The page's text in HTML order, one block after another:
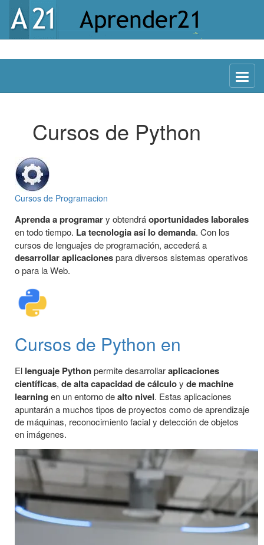
Menu
Cursos de Python
Cursos de Programacion
Aprenda a programary obtendráoportunidades laborales
en todo tiempo. La tecnologia así lo demanda. Con los
cursos de lenguajes de programación, accederá a
desarrollar aplicacionespara diversos sistemas operativos
o para la Web.
Cursos de Python en
El lenguaje Pythonpermite desarrollaraplicaciones
científicas, de alta capacidad de cálculoy de machine
learning en un entorno dealto nivel. Estas aplicaciones
apuntarán a muchos tipos de proyectos como de aprendizaje
de máquinas, reconocimiento facial y detección de objetos
en imágenes.